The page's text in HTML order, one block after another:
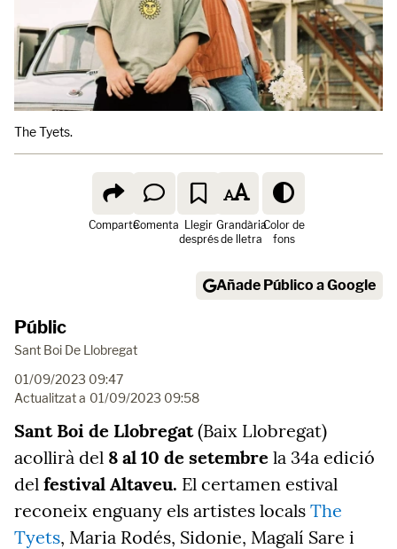
The Tyets.
ComparteComenta Llegir
després
Grandària
de lletra
Color de
fons
Añade Público a Google
Públic
Sant Boi De Llobregat
01/09/2023 09:47
Actualitzat a 01/09/2023 09:58
Sant Boi de Llobregat(Baix Llobregat)
acollirà del 8 al 10 de setembre la 34a edició
del festival Altaveu. El certamen estival
reconeix enguany els artistes locals The
Tyets, Maria Rodés, Sidonie, Magalí Sare i